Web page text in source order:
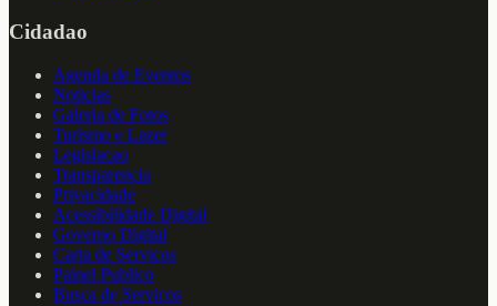
Cidadao
Agenda de Eventos
Noticias
Galeria de Fotos
Turismo e Lazer
Legislacao
Transparencia
Privacidade
Acessibilidade Digital
Governo Digital
Carta de Servicos
Painel Publico
Busca de Servicos